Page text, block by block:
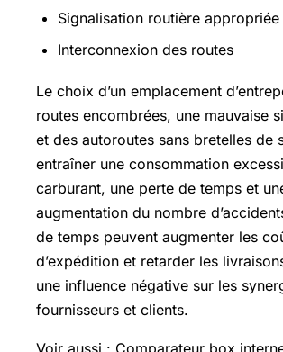
Signalisation routière appropriée
Interconnexion des routes
Le choix d’un emplacement
routes encombrées, une mauvaise
et des autoroutes sans bretelles de
entraîner une consommation
carburant, une perte de temps et
augmentation du nombre
de temps peuvent augmenter les
d’expédition et retarder les
une influence négative sur les
fournisseurs et clients.